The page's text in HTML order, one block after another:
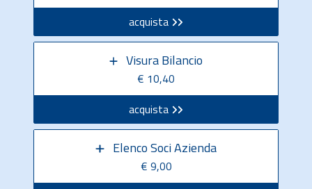
acquista
Visura Bilancio
€ 10,40
acquista
Elenco Soci Azienda
€ 9,00